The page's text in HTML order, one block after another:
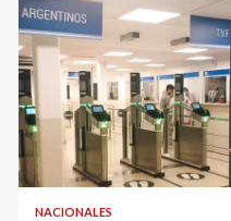
NACIONALES